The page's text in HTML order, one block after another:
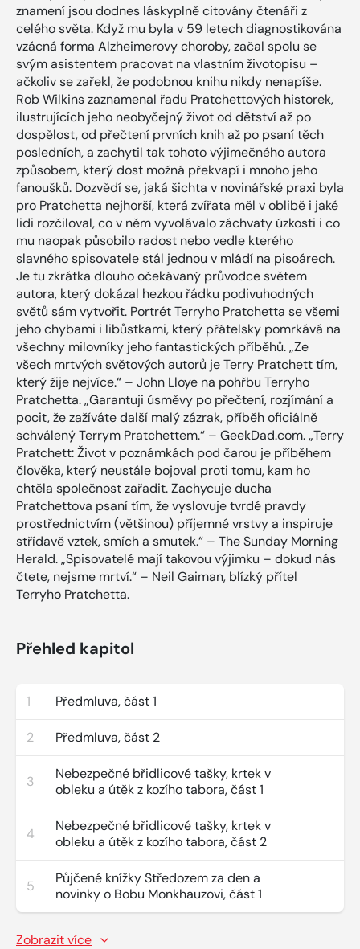
znamení jsou dodnes láskyplně citovány čtenáři z
celého světa. Když mu byla v 59 letech diagnostikována
vzácná forma Alzheimerovy choroby, začal spolu se
svým asistentem pracovat na vlastním životopisu –
ačkoliv se zařekl, že podobnou knihu nikdy nenapíše.
Rob Wilkins zaznamenal řadu Pratchettových historek,
ilustrujících jeho neobyčejný život od dětství až po
dospělost, od přečtení prvních knih až po psaní těch
posledních, a zachytil tak tohoto výjimečného autora
způsobem, který dost možná překvapí i mnoho jeho
fanoušků. Dozvědí se, jaká šichta v novinářské praxi byla
pro Pratchetta nejhorší, která zvířata měl v oblibě i jaké
lidi rozčiloval, co v něm vyvolávalo záchvaty úzkosti i co
mu naopak působilo radost nebo vedle kterého
slavného spisovatele stál jednou v mládí na pisoárech.
Je tu zkrátka dlouho očekávaný průvodce světem
autora, který dokázal hezkou řádku podivuhodných
světů sám vytvořit. Portrét Terryho Pratchetta se všemi
jeho chybami i libůstkami, který přátelsky pomrkává na
všechny milovníky jeho fantastických příběhů. „Ze
všech mrtvých světových autorů je Terry Pratchett tím,
který žije nejvíce.“ – John Lloye na pohřbu Terryho
Pratchetta. „Garantuji úsměvy po přečtení, rozjímání a
pocit, že zažíváte další malý zázrak, příběh oficiálně
schválený Terrym Pratchettem.“ – GeekDad.com. „Terry
Pratchett: Život v poznámkách pod čarou je příběhem
člověka, který neustále bojoval proti tomu, kam ho
chtěla společnost zařadit. Zachycuje ducha
Pratchettova psaní tím, že vyslovuje tvrdé pravdy
prostřednictvím (většinou) příjemné vrstvy a inspiruje
střídavě vztek, smích a smutek.“ – The Sunday Morning
Herald. „Spisovatelé mají takovou výjimku – dokud nás
čtete, nejsme mrtví.“ – Neil Gaiman, blízký přítel
Terryho Pratchetta.
Přehled kapitol
1 Předmluva, část 1
2 Předmluva, část 2
3
Nebezpečné břidlicové tašky, krtek v
obleku a útěk z kozího tabora, část 1
4
Nebezpečné břidlicové tašky, krtek v
obleku a útěk z kozího tabora, část 2
5
Půjčené knížky Středozem za den a
novinky o Bobu Monkhauzovi, část 1
Zobrazit více